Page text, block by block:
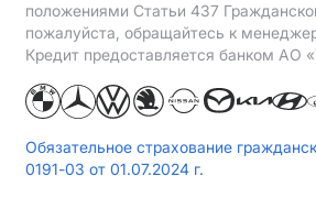
положениями Статьи 437
пожалуйста, обращайтесь к
Кредит предоставляется банком АO
Обязательное страхование
0191-03 от 01.07.2024 г.